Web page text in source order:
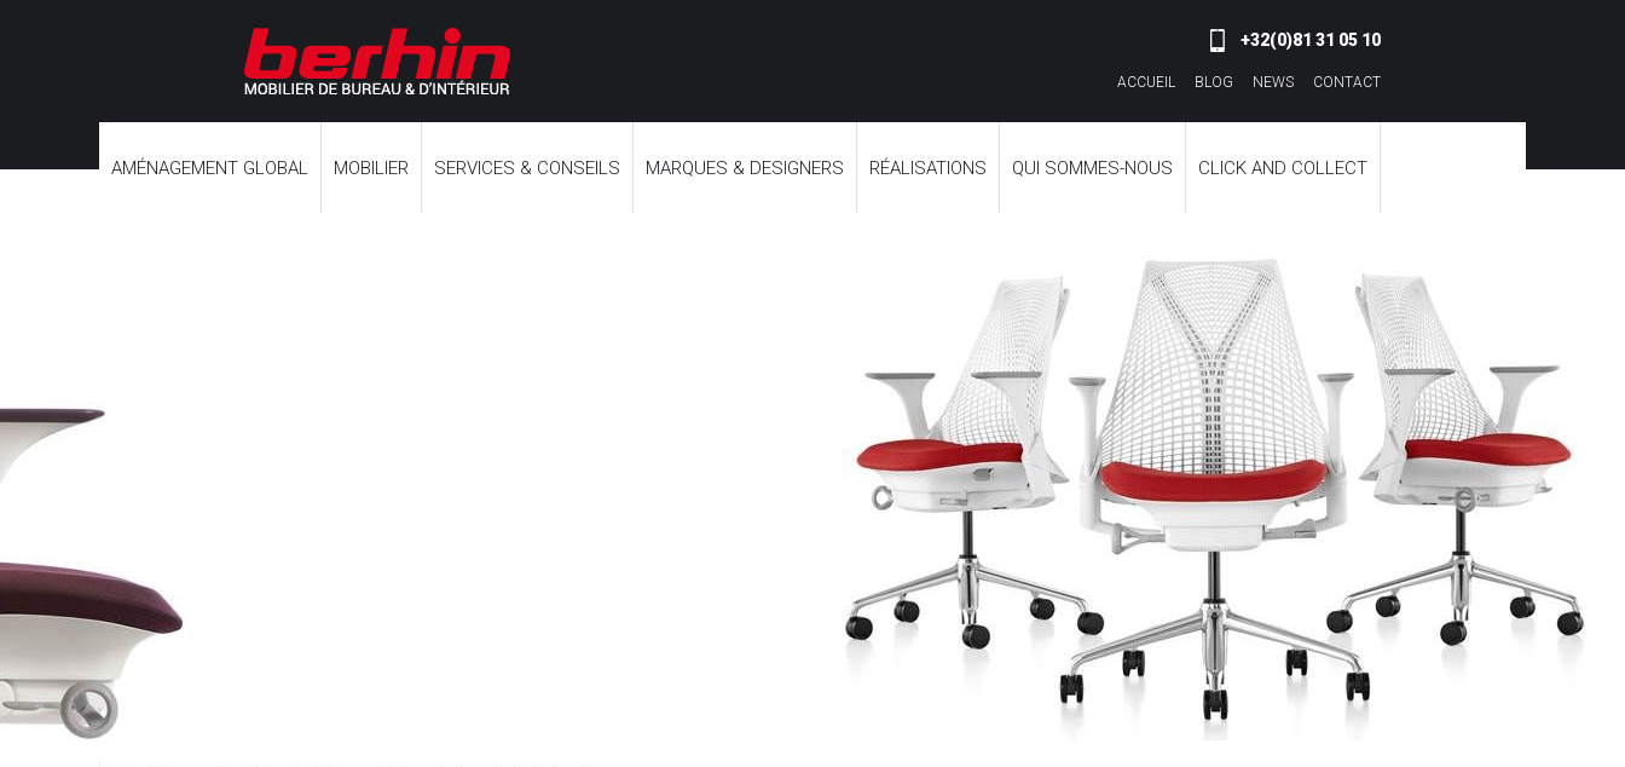
+32(0)81 31 05 10
ACCUEIL BLOG NEWS CONTACT
AMÉNAGEMENT GLOBAL MOBILIER SERVICES & CONSEILS MARQUES & DESIGNERS RÉALISATIONS QUI SOMMES-NOUS CLICK AND COLLECT